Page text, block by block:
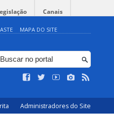
Canais
MAPA DO SITE
Administradores do Site